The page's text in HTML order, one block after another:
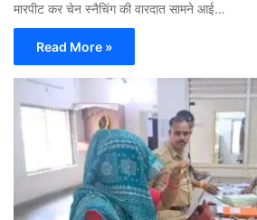
मारपीट कर चेन स्नैचिंग की वारदात सामने आई…
Read More »